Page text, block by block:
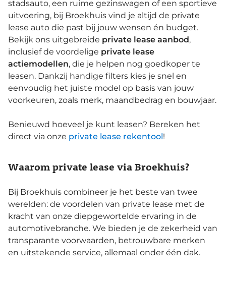
stadsauto, een ruime gezinswagen of een sportieve
uitvoering, bij Broekhuis vind je altijd de private
lease auto die past bij jouw wensen én budget.
Bekijk ons uitgebreide private lease aanbod,
inclusief de voordelige private lease
actiemodellen, die je helpen nog goedkoper te
leasen. Dankzij handige filters kies je snel en
eenvoudig het juiste model op basis van jouw
voorkeuren, zoals merk, maandbedrag en bouwjaar.
Benieuwd hoeveel je kunt leasen? Bereken het
direct via onze private lease rekentool!
Waarom private lease via Broekhuis?
Bij Broekhuis combineer je het beste van twee
werelden: de voordelen van private lease met de
kracht van onze diepgewortelde ervaring in de
automotivebranche. We bieden je de zekerheid van
transparante voorwaarden, betrouwbare merken
en uitstekende service, allemaal onder één dak.